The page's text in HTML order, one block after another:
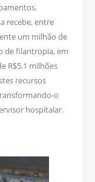
recebe, entre
um milhão de
de filantropia, em
R$5,1 milhões
recursos
o
hospitalar.